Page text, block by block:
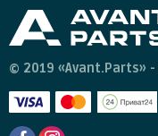
© 2019 «Avant.Parts» -